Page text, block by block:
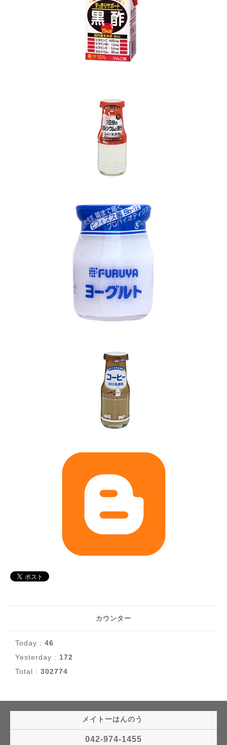
カウンター
Today : 46
Yesterday : 172
Total : 302774
メイトーはんのう
042-974-1455